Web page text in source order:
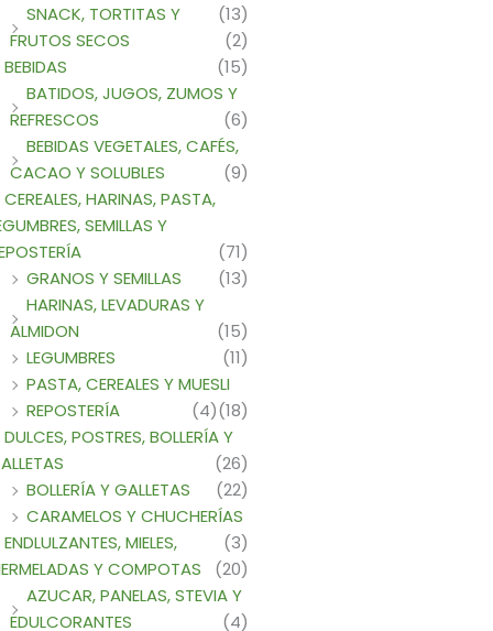
(13)
SNACK, TORTITAS Y
FRUTOS SECOS
(2)
BEBIDAS
(15)
BATIDOS, JUGOS, ZUMOS Y
REFRESCOS
(6)
BEBIDAS VEGETALES, CAFÉS,
CACAO Y SOLUBLES
(9)
CEREALES, HARINAS, PASTA,
SEMILLAS Y
(71)
GRANOS Y SEMILLAS
(13)
HARINAS, LEVADURAS Y
ALMIDON
(15)
LEGUMBRES
(11)
PASTA, CEREALES Y MUESLI
(18)
REPOSTERÍA
(4)
DULCES, POSTRES, BOLLERÍA Y
(26)
BOLLERÍA Y GALLETAS
(22)
CARAMELOS Y CHUCHERÍAS
(3)
ENDLULZANTES, MIELES,
Y COMPOTAS
(20)
AZUCAR, PANELAS, STEVIA Y
EDULCORANTES
(4)